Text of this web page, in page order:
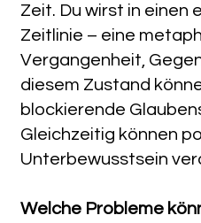
Zeit. Du wirst in einen
Zeitlinie – eine
Vergangenheit,
diesem Zustand
blockierende
Gleichzeitig können
Unterbewusstsein
Welche Probleme